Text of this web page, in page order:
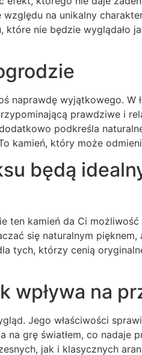
na unikalny
które nie będzie wyglądało
naprawdę wyjątkowego. W
prawdziwe i
podkreśla
kamień, który może
będą
ten kamień da Ci
się naturalnym pięknem,
tych, którzy cenią
wpływa na
Jego właściwości
grę światłem, co nadaje
jak i klasycznych